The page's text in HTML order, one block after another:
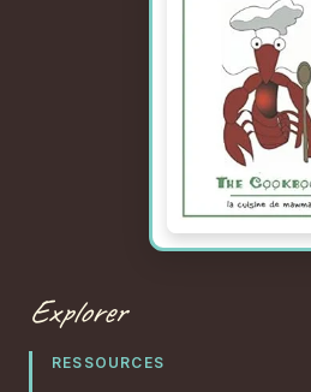
Explorer
RESSOURCES